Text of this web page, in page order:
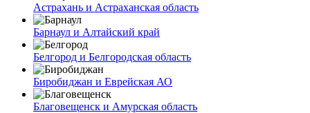
Астрахань и Астраханская область
Барнаул и Алтайский край
Белгород и Белгородская область
Биробиджан и Еврейская АО
Благовещенск и Амурская область